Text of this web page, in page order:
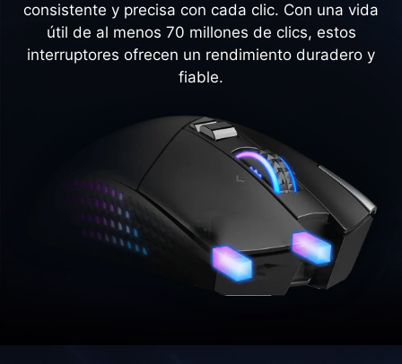
consistente y precisa con cada clic. Con una vida
útil de al menos 70 millones de clics, estos
interruptores ofrecen un rendimiento duradero y
fiable.